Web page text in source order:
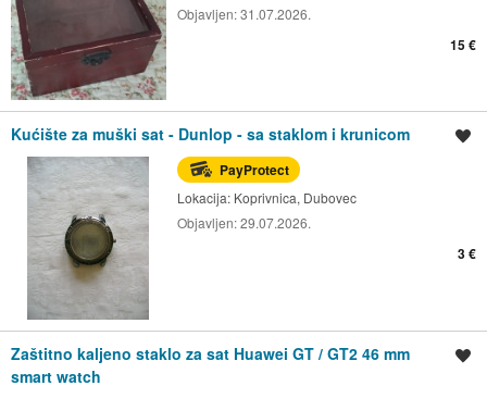
Objavljen:31.07.2026.
15 €
Kućište za muški sat - Dunlop - sa staklom i krunicom
PayProtect
Lokacija: Koprivnica, Dubovec
Objavljen:29.07.2026.
3 €
Zaštitno kaljeno staklo za sat Huawei GT / GT2 46 mm
smart watch